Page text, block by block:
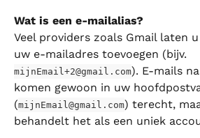
Wat is een e-mailalias?
Veel providers zoals Gmail laten
uw e-mailadres toevoegen (bijv.
mijnEmail+2@gmail.com). E-mails
komen gewoon in uw
(mijnEmail@gmail.com) terecht,
behandelt het als een uniek